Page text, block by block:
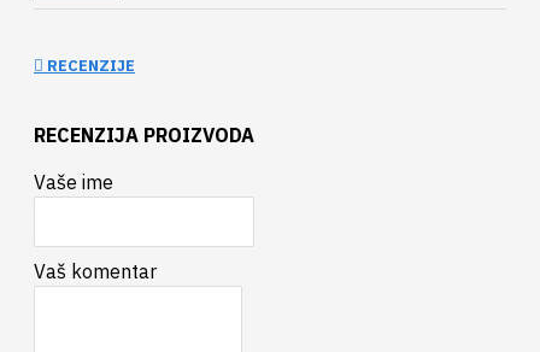
RECENZIJE
RECENZIJA PROIZVODA
Vaše ime
Vaš komentar